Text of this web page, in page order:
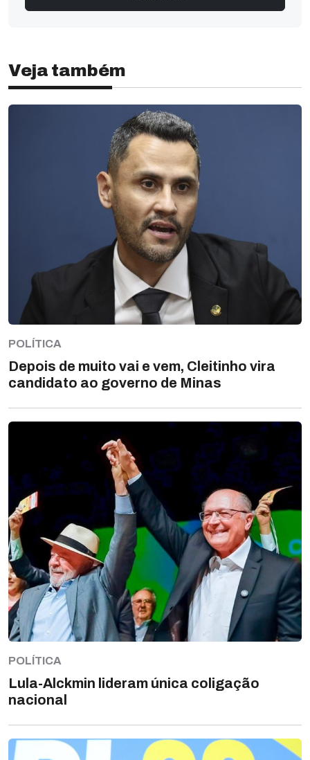
Veja também
POLÍTICA
Depois de muito vai e vem, Cleitinho vira
candidato ao governo de Minas
POLÍTICA
Lula-Alckmin lideram única coligação
nacional